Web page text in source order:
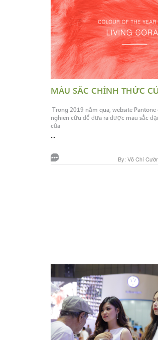
MÀU SẮC CHÍNH THỨC
Trong 2019 năm qua, website Pantone
nghiên cứu để đưa ra được màu sắc
của
...
By: Võ Chí